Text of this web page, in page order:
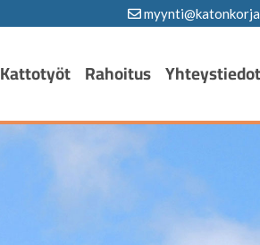
Kattotyöt Rahoitus Yhteystiedot